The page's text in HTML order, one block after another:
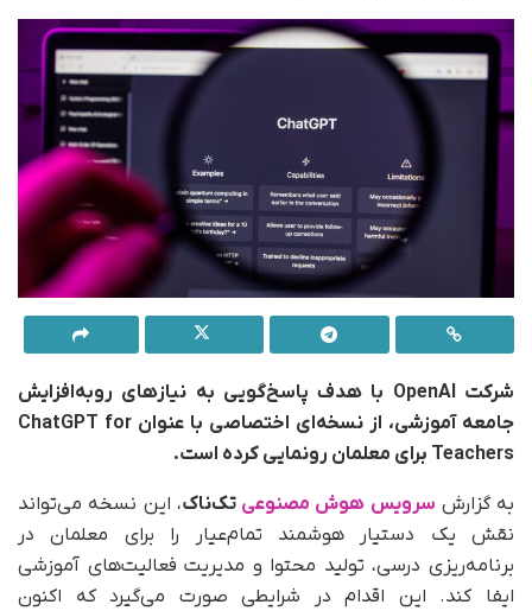
شرکت OpenAI با هدف پاسخ‌گویی به نیازهای روبه‌افزایش
جامعه آموزشی، از نسخه‌ای اختصاصی با عنوان ChatGPT for
Teachers برای معلمان رونمایی کرده است.
به گزارش سرویس هوش مصنوعیتک‌ناک، این نسخه‌ می‌تواند
نقش یک دستیار هوشمند تمام‌عیار را برای معلمان در
برنامه‌ریزی درسی، تولید محتوا و مدیریت فعالیت‌های آموزشی
ایفا کند. این اقدام در شرایطی صورت می‌گیرد که اکنون